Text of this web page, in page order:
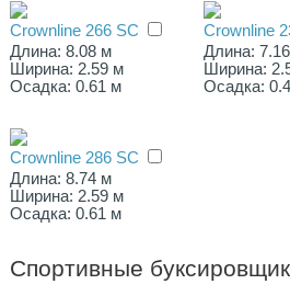
Crownline 266 SC
Длина: 8.08 м
Ширина: 2.59 м
Осадка: 0.61 м
Crownline
Длина:
Ширина:
Осадка:
Crownline 286 SC
Длина: 8.74 м
Ширина: 2.59 м
Осадка: 0.61 м
Спортивные